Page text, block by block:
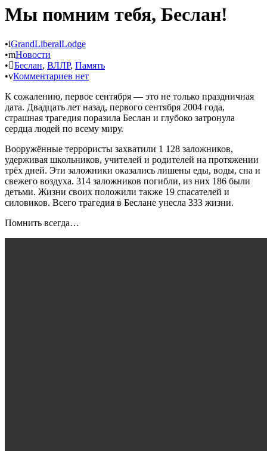
Мы помним тебя, Беслан!
• GrandLiberalLodge
•
Новости
•
Беслан, ВЛЛР, Память
• Комментариев нет
К сожалению, первое сентября — это не только праздничная
дата. Двадцать лет назад, первого сентября 2004 года,
страшная трагедия поразила Беслан и глубоко затронула
сердца людей по всему миру.
Вооружённые террористы захватили 1 128 заложников,
удерживая школьников, учителей и родителей на протяжении
трёх дней. Эти заложники оказались лишены еды, воды, сна и
свежего воздуха. 314 заложников погибли, из них 186 были
детьми. Жизни своих положили также 19 спасателей и
силовиков. Всего трагедия в Беслане унесла 333 жизни.
Помнить всегда…